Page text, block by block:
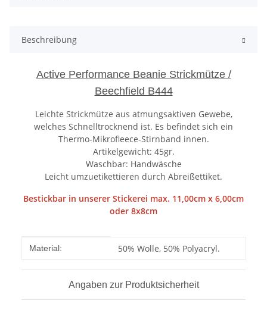
Beschreibung
Active Performance Beanie Strickmütze /
Beechfield B444
Leichte Strickmütze aus atmungsaktiven Gewebe,
welches Schnelltrocknend ist. Es befindet sich ein
Thermo-Mikrofleece-Stirnband innen.
Artikelgewicht: 45gr.
Waschbar: Handwäsche
Leicht umzuetikettieren durch Abreißettiket.
Bestickbar in unserer Stickerei max. 11,00cm x 6,00cm
oder 8x8cm
Produkteigenschaft
Wert
Material: 50% Wolle, 50% Polyacryl.
Angaben zur Produktsicherheit